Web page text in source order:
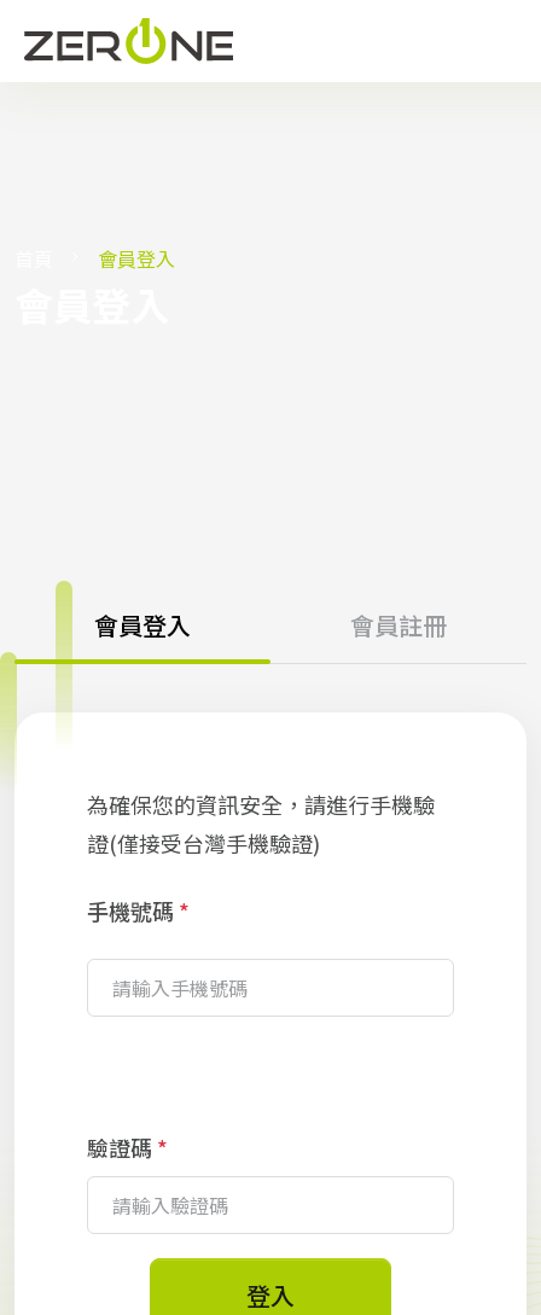
會員登入
會員登入 會員註冊
為確保您的資訊安全，請進行手機驗
證(僅接受台灣手機驗證)
手機號碼 *
驗證碼 *
登入